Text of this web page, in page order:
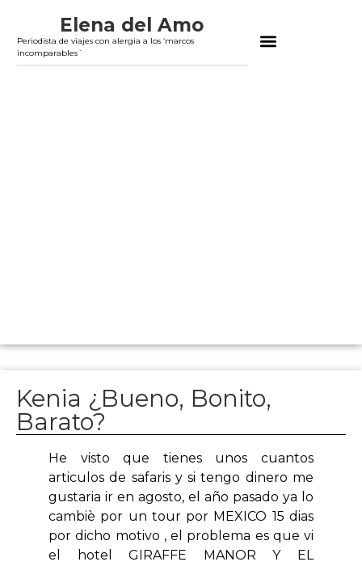
Elena del Amo
Periodista de viajes con alergia a los ‘marcos
incomparables´
Kenia ¿Bueno, Bonito,
Barato?
He visto que tienes unos cuantos
articulos de safaris y si tengo dinero me
gustaria ir en agosto, el año pasado ya lo
cambiè por un tour por MEXICO 15 dias
por dicho motivo , el problema es que vi
el hotel GIRAFFE MANOR Y EL